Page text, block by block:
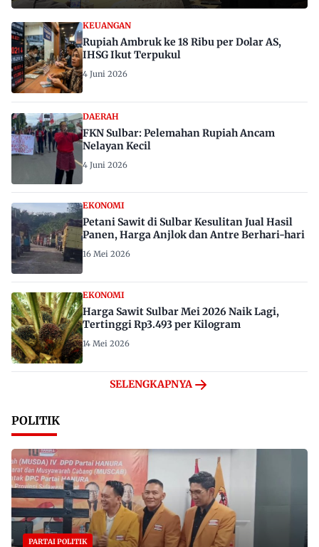
KEUANGAN
Rupiah Ambruk ke 18 Ribu per Dolar AS,
IHSG Ikut Terpukul
4 Juni 2026
DAERAH
FKN Sulbar: Pelemahan Rupiah Ancam
Nelayan Kecil
4 Juni 2026
EKONOMI
Petani Sawit di Sulbar Kesulitan Jual Hasil
Panen, Harga Anjlok dan Antre Berhari-hari
16 Mei 2026
EKONOMI
Harga Sawit Sulbar Mei 2026 Naik Lagi,
Tertinggi Rp3.493 per Kilogram
14 Mei 2026
SELENGKAPNYA
POLITIK
PARTAI POLITIK